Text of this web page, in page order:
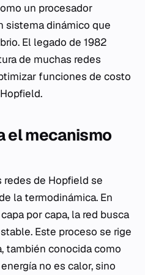
un procesador
sistema dinámico que
El legado de 1982
de muchas redes
funciones de costo
el mecanismo
de Hopfield se
la termodinámica. En
por capa, la red busca
Este proceso se rige
también conocida como
no es calor, sino